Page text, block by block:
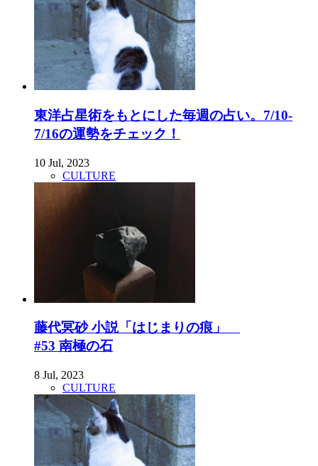
東洋占星術をもとにした毎週の占い。7/10-
7/16の運勢をチェック！
10 Jul, 2023
CULTURE
藤代冥砂 小説「はじまりの痕」
#53 南極の石
8 Jul, 2023
CULTURE